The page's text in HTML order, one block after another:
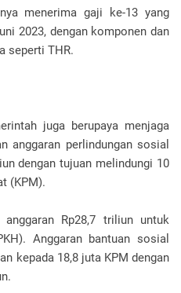
menerima gaji ke-13 yang
2023, dengan komponen dan
seperti THR.
juga berupaya menjaga
anggaran perlindungan sosial
dengan tujuan melindungi 10
(KPM).
anggaran Rp28,7 triliun untuk
Anggaran bantuan sosial
kepada 18,8 juta KPM dengan